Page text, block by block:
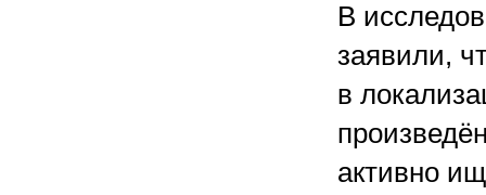
В
заявили,
в
активно